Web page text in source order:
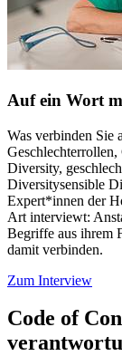
Auf ein Wort
Was verbinden Sie
Diversity,
Diversitysensible
Expert*innen der
Art interviewt:
Begriffe aus ihrem
damit verbinden.
Zum Interview
Code of